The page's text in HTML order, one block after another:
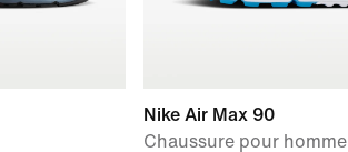
Nike Air Max 90
Chaussure pour homme